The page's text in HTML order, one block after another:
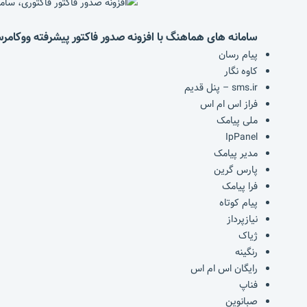
سامانه های هماهنگ با افزونه صدور فاکتور پیشرفته
پیام رسان
کاوه نگار
sms.ir – پنل قدیم
فراز اس ام اس
ملی پیامک
IpPanel
مدیر پیامک
پارس گرین
فرا پیامک
پیام کوتاه
نیازپرداز
ژیاک
رنگینه
رایگان اس ام اس
فناپ
صبانوین